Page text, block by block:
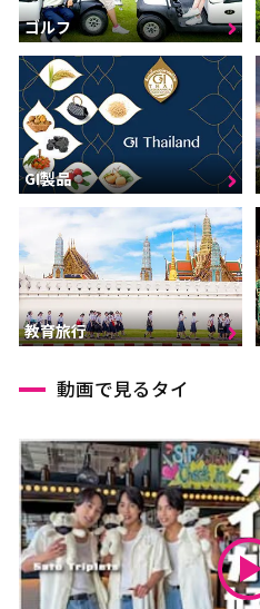
ゴルフ
GI製品
教育旅行
動画で見るタイ